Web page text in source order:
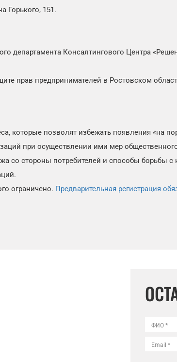
Горького, 151.
департамента Консалтингового Центра
прав предпринимателей в Ростовском
которые позволят избежать появления «на
при осуществлении ими мер
со стороны потребителей и способы борьбы с
ограничено. Предварительная регистрация
ФИО *
Email *